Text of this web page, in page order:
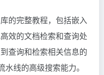
的完整教程，包括嵌入
效的文档检索和查询处
查询和检索相关信息的
线的高级搜索能力。